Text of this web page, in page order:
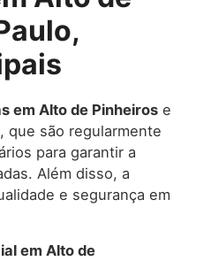
em Alto de Pinheiros e
que são regularmente
para garantir a
Além disso, a
e segurança em
em Alto de